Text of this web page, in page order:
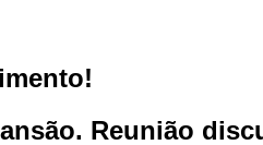
Reunião